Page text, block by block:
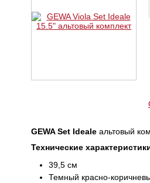
GEWA Set Ideale альтовый
Технические
39,5 см
Темный красно-